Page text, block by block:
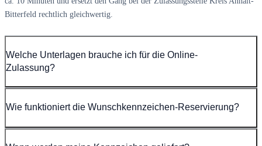
Bitterfeld rechtlich gleichwertig.
Welche Unterlagen brauche ich für die Online-
Zulassung?
Wie funktioniert die Wunschkennzeichen-Reservierung?